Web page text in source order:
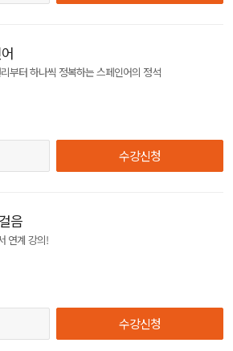
부터 하나씩 정복하는 스페인어의 정석
수강신청
음
연계 강의!
수강신청